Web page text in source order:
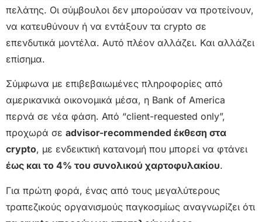
πελάτης. Οι σύμβουλοι δεν μπορούσαν να προτείνουν,
να κατευθύνουν ή να εντάξουν τα crypto σε
επενδυτικά μοντέλα. Αυτό πλέον αλλάζει. Και αλλάζει
επίσημα.
Σύμφωνα με επιβεβαιωμένες πληροφορίες από
αμερικανικά οικονομικά μέσα, η Bank of America
περνά σε νέα φάση. Από “client-requested only”,
προχωρά σε advisor-recommended έκθεση στα
crypto, με ενδεικτική κατανομή που μπορεί να φτάνει
έως και το 4% του συνολικού χαρτοφυλακίου.
Για πρώτη φορά, ένας από τους μεγαλύτερους
τραπεζικούς οργανισμούς παγκοσμίως αναγνωρίζει ότι